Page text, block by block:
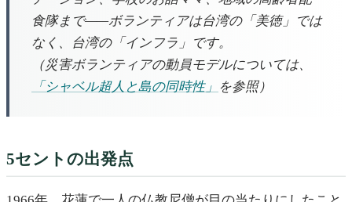
食隊まで——ボランティアは台湾の「美徳」では
なく、台湾の「インフラ」です。
（災害ボランティアの動員モデルについては、
「シャベル超人と島の同時性」 を参照）
5セントの出発点